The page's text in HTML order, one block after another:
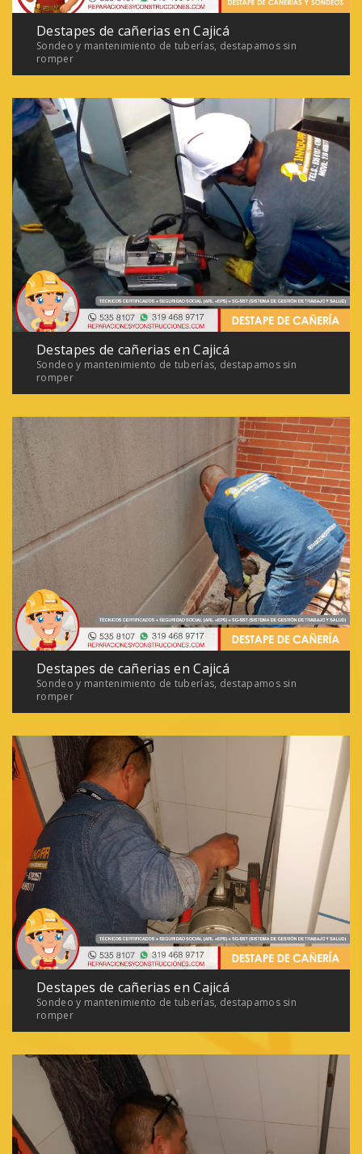
Destapes de cañerias en Cajicá
Sondeo y mantenimiento de tuberías, destapamos sin
romper
Destapes de cañerias en Cajicá
Sondeo y mantenimiento de tuberías, destapamos sin
romper
Destapes de cañerias en Cajicá
Sondeo y mantenimiento de tuberías, destapamos sin
romper
Destapes de cañerias en Cajicá
Sondeo y mantenimiento de tuberías, destapamos sin
romper